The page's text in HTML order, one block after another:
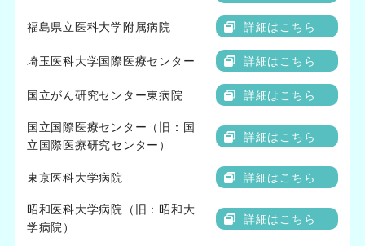
福島県立医科大学附属病院 詳細はこちら
埼玉医科大学国際医療センター 詳細はこちら
国立がん研究センター東病院 詳細はこちら
国立国際医療センター（旧：国
立国際医療研究センター）
詳細はこちら
東京医科大学病院 詳細はこちら
昭和医科大学病院（旧：昭和大
学病院）
詳細はこちら